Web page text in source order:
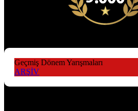
Geçmiş Dönem Yarışmaları
ARŞİV